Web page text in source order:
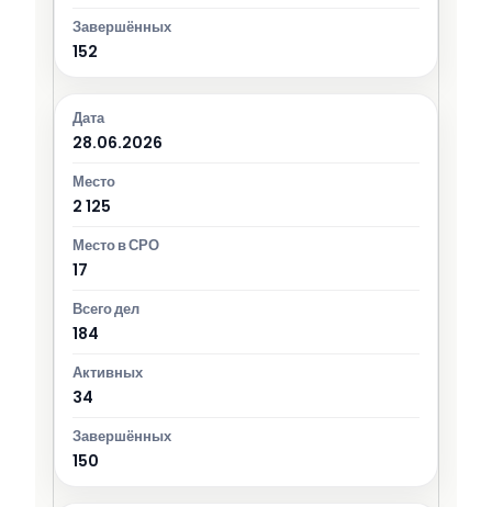
152
28.06.2026
2 125
17
184
34
150